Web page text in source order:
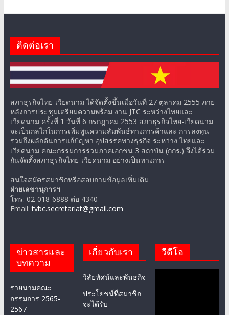
ติดต่อเรา
สภาธุรกิจไทย-เวียดนาม ได้จัดตั้งขึ้นเมื่อวันที่ 27 ตุลาคม 2555 ภาย
หลังการประชุมเตรียมความพร้อม งาน JTC ระหว่างไทยและ
เวียดนาม ครั้งที่ 1 วันที่ 6 กรกฎาคม 2553 สภาธุรกิจไทย-เวียดนาม
จะเป็นกลไกในการเพิ่มพูนความสัมพันธ์ทางการค้าและ การลงทุน
รวมถึงผลักดันการแก้ปัญหา อุปสรรคทางธุรกิจ ระหว่าง ไทยและ
เวียดนาม คณะกรรมการร่วมภาคเอกชน 3 สถาบัน (กกร.) จึงได้ร่วม
กันจัดตั้งสภาธุรกิจไทย-เวียดนาม อย่างเป็นทางการ
สนใจสมัครสมาชิกหรือสอบถามข้อมูลเพิ่มเติม
ฝ่ายเลขานุการฯ
โทร: 02-018-6888 ต่อ 4340
Email:tvbc.secretariat@gmail.com
ข่าวสารและ
บทความ
รายนามคณะ
กรรมการ 2565-
2567
เกี่ยวกับเรา
วิสัยทัศน์และพันธกิจ
ประโยชน์ที่สมาชิก
จะได้รับ
วีดีโอ